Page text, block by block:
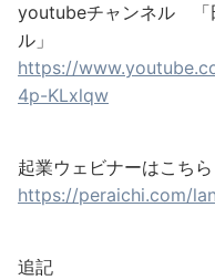
youtubeチャンネル 「
ル」
https://
4p-KLxlqw
起業ウェビナーはこちら
https://peraichi.com/
追記